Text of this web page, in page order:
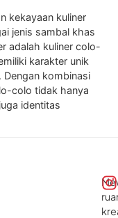
kekayaan kuliner
jenis sambal khas
adalah kuliner colo-
karakter unik
Dengan kombinasi
colo tidak hanya
identitas